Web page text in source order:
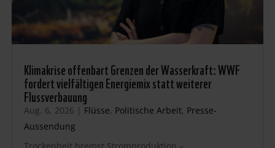
Klimakrise offenbart Grenzen der Wasserkraft: WWF
fordert vielfältigen Energiemix statt weiterer
Flussverbauung
Aug. 6, 2026 | Flüsse, Politische Arbeit, Presse-
Aussendung
Trockenheit bremst Stromproduktion –